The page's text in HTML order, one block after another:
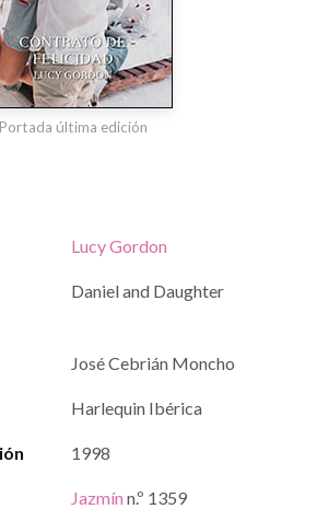
Lucy Gordon
Daniel and Daughter
José Cebrián Moncho
Harlequin Ibérica
1998
Jazmín n.º 1359
Portada última edición